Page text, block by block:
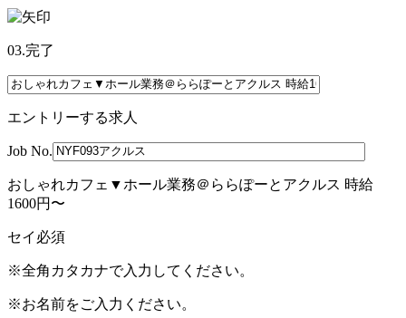
03.完了
エントリーする求人
Job No.
おしゃれカフェ▼ホール業務＠ららぽーとアクルス 時給
1600円〜
セイ 必須
※全角カタカナで入力してください。
※お名前をご入力ください。